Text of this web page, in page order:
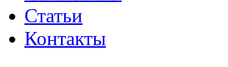
Статьи
Контакты